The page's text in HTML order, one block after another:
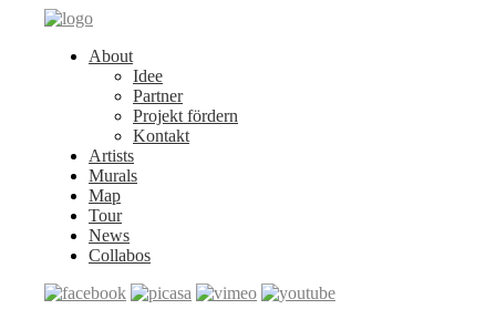
About
Idee
Partner
Projekt fördern
Kontakt
Artists
Murals
Map
Tour
News
Collabos